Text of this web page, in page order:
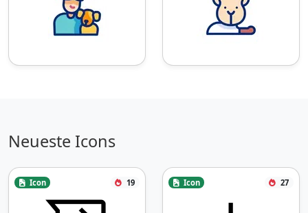
Neueste Icons
Icon 19 Icon 27